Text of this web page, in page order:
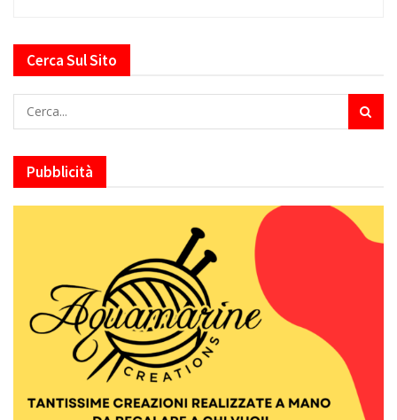
Cerca Sul Sito
Pubblicità